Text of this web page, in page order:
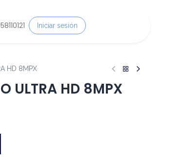
Iniciar sesión
HD 8MPX
ULTRA HD 8MPX